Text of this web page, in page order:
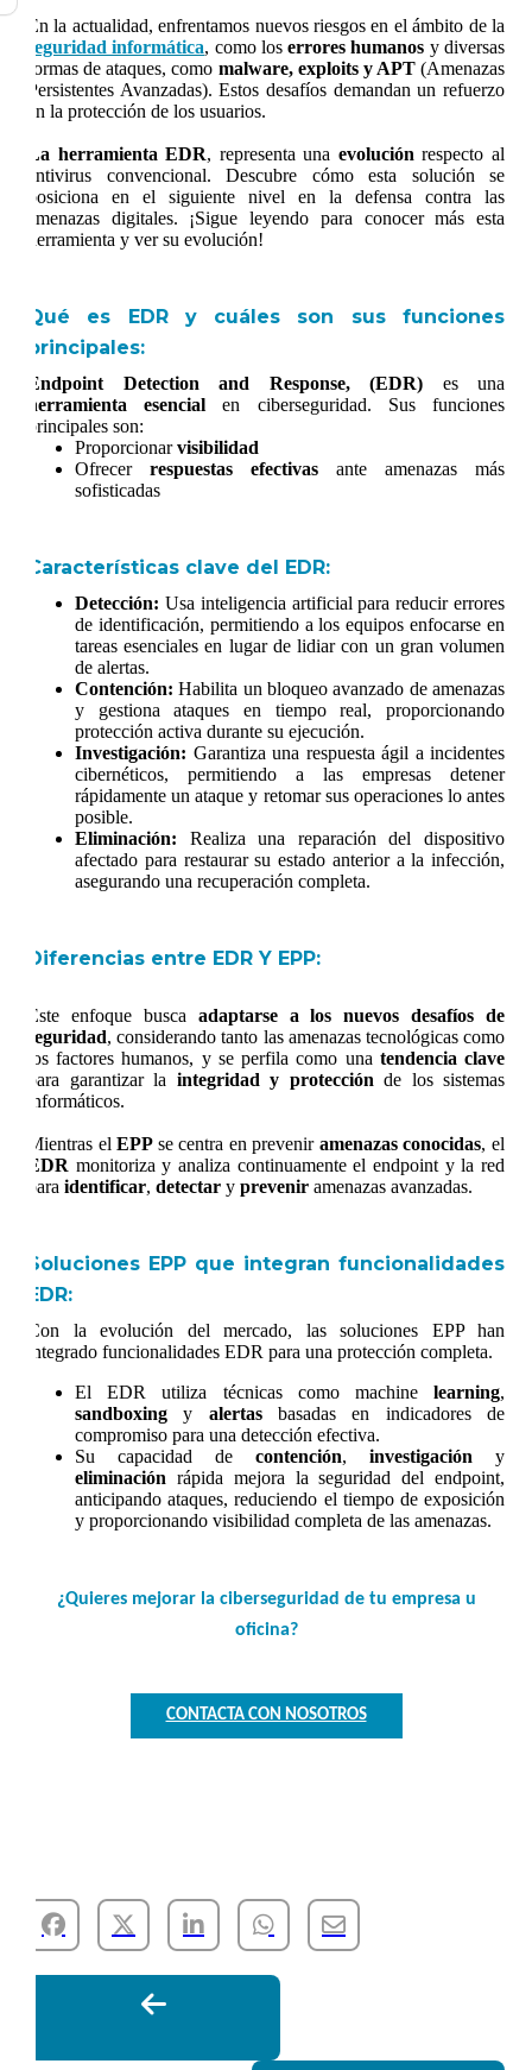
En la actualidad, enfrentamos nuevos riesgos en el ámbito de la
seguridad informática, como loserrores humanos y diversas
formas de ataques, como malware, exploits y APT(Amenazas
Persistentes Avanzadas). Estos desafíos demandan un refuerzo
en la protección de los usuarios.
La herramienta EDR, representa una evoluciónrespecto al
antivirus convencional. Descubre cómo esta solución se
posiciona en el siguiente nivel en la defensa contra las
amenazas digitales. ¡Sigue leyendo para conocer más esta
herramienta y ver su evolución!
Qué es EDR y cuáles son sus funciones
principales:
Endpoint Detection and Response, (EDR) es una
herramienta esencial en ciberseguridad. Sus funciones
principales son:
Proporcionarvisibilidad
Ofrecer respuestas efectivas ante amenazas más
sofisticadas
Características clave del EDR:
Detección: Usa inteligencia artificial para reducir errores
de identificación, permitiendo a los equipos enfocarse en
tareas esenciales en lugar de lidiar con un gran volumen
de alertas.
Contención: Habilita un bloqueo avanzado de amenazas
y gestiona ataques en tiempo real, proporcionando
protección activa durante su ejecución.
Investigación: Garantiza una respuesta ágil a incidentes
cibernéticos, permitiendo a las empresas detener
rápidamente un ataque y retomar sus operaciones lo antes
posible.
Eliminación: Realiza una reparación del dispositivo
afectado para restaurar su estado anterior a la infección,
asegurando una recuperación completa.
Diferencias entre EDR Y EPP:
Este enfoque busca adaptarse a los nuevos desafíos de
seguridad, considerando tanto las amenazas tecnológicas como
los factores humanos, y se perfila como una tendencia clave
para garantizar la integridad y protección de los sistemas
informáticos.
Mientras el EPP se centra en prevenir amenazas conocidas, el
EDR monitoriza y analiza continuamente el endpoint y la red
para identificar, detectar y prevenir amenazas avanzadas.
Soluciones EPP que integran funcionalidades
EDR:
Con la evolución del mercado, las soluciones EPP han
integrado funcionalidades EDR para una protección completa.
El EDR utiliza técnicas como machine learning,
sandboxingy alertasbasadas en indicadores de
compromiso para una detección efectiva.
Su capacidad de contención, investigación y
eliminación rápida mejora la seguridad del endpoint,
anticipando ataques, reduciendo el tiempo de exposición
y proporcionando visibilidad completa de las amenazas.
¿Quieres mejorar la ciberseguridad de tu empresa u
oficina?
CONTACTA CON NOSOTROS